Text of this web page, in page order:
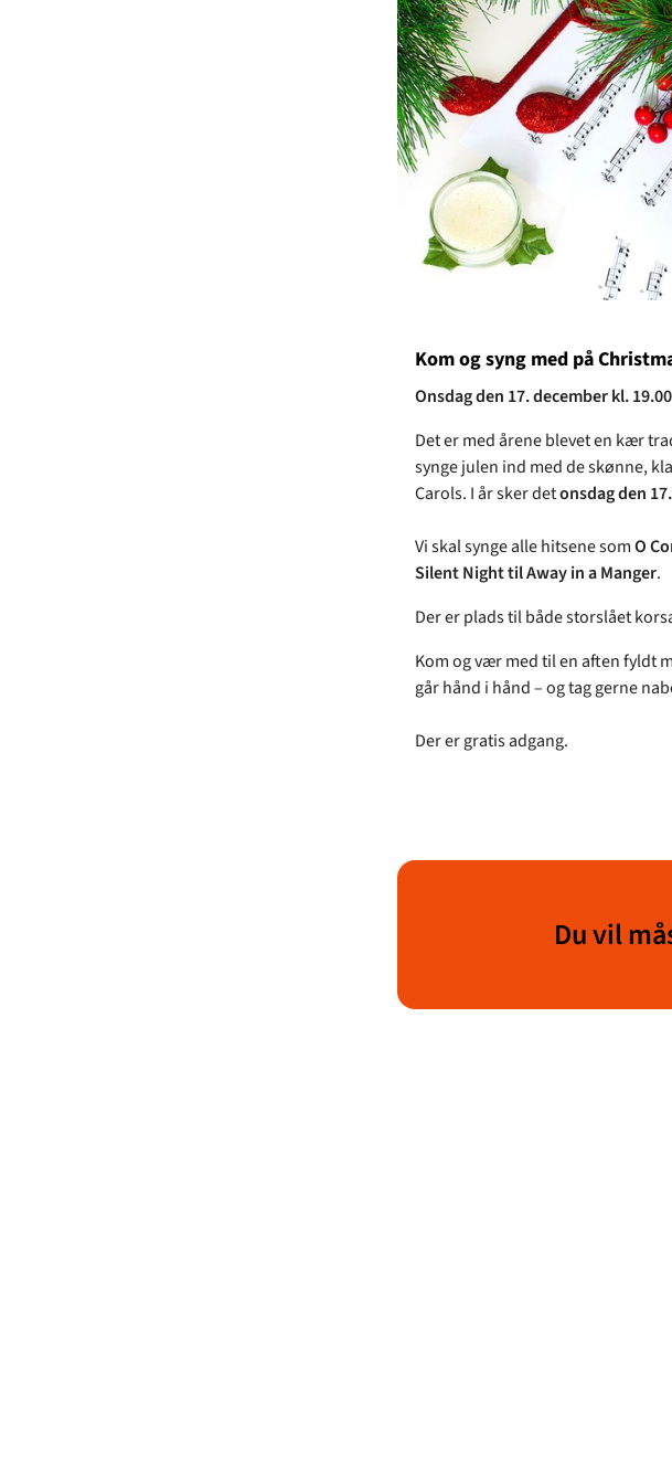
Kom og syng med på
Onsdag den 17. december kl. 19.00
Det er med årene blevet en kær
synge julen ind med de skønne,
Carols. I år sker detonsdag den
Vi skal synge alle hitsene somO
Silent Night til Away in a Manger.
Der er plads til både storslået
Kom og vær med til en aften fyldt
går hånd i hånd – og tag gerne
Der er gratis adgang.
Du vil